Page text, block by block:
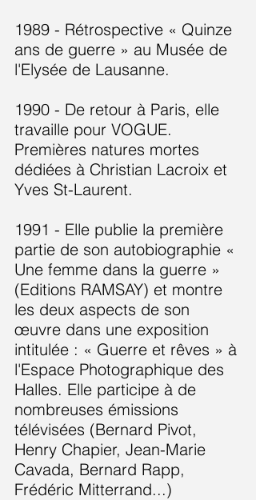
1989 - Rétrospective « Quinze
ans de guerre » au Musée de
l'Elysée de Lausanne.
1990 - De retour à Paris, elle
travaille pour VOGUE.
Premières natures mortes
dédiées à Christian Lacroix et
Yves St-Laurent.
1991 - Elle publie la première
partie de son autobiographie «
Une femme dans la guerre »
(Editions RAMSAY) et montre
les deux aspects de son
œuvre dans une exposition
intitulée : « Guerre et rêves » à
l'Espace Photographique des
Halles. Elle participe à de
nombreuses émissions
télévisées (Bernard Pivot,
Henry Chapier, Jean-Marie
Cavada, Bernard Rapp,
Frédéric Mitterrand...)